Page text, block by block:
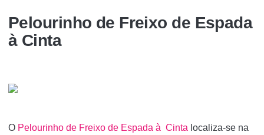
Pelourinho de Freixo de Espada
à Cinta
O Pelourinho de Freixo de Espada à Cinta localiza-se na